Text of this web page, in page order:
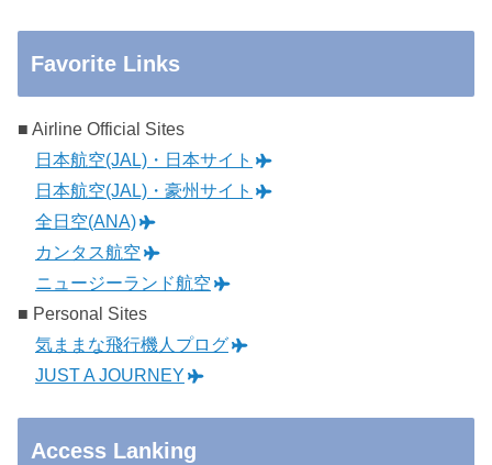
Favorite Links
■ Airline Official Sites
日本航空(JAL)・日本サイト
日本航空(JAL)・豪州サイト
全日空(ANA)
カンタス航空
ニュージーランド航空
■ Personal Sites
気ままな飛行機人プログ
JUST A JOURNEY
Access Lanking